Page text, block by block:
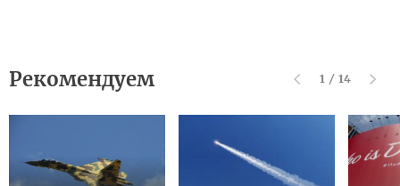
Рекомендуем 1 / 14